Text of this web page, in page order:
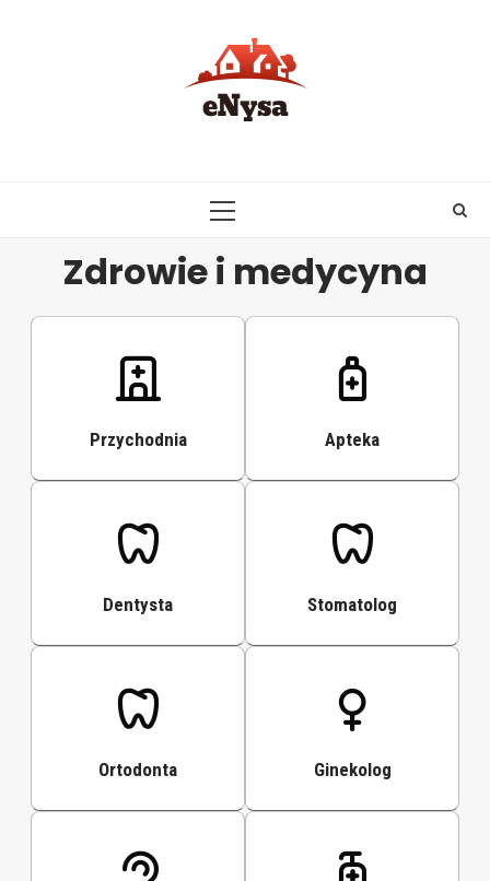
PRIMARY
Zdrowie i medycyna
Przychodnia Apteka
Dentysta Stomatolog
Ortodonta Ginekolog